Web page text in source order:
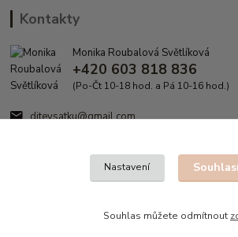
Kontakty
Monika Roubalová Světlíková
+420 603 818 836
(Po-Čt 10-18 hod. a Pá 10-16 hod.)
ditevsatku@gmail.com
Nastavení
Souhlas můžete odmítnout